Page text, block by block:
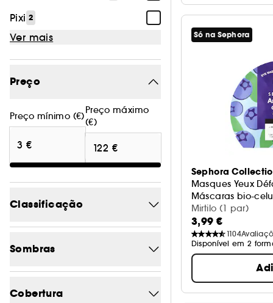
Pixi 2
Ver mais
Preço
Preço mínimo (€)
Preço máximo
(€)
Classificação
Sombras
Cobertura
Só na Sephora
Sephora
Masques Yeux
Máscaras bio-
Mirtilo (1 par)
3,99 €
1104
Disponível em 2